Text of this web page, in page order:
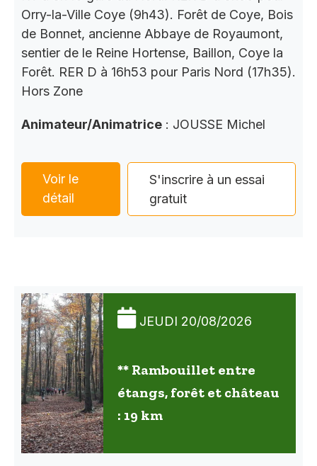
Orry-la-Ville Coye (9h43). Forêt de Coye, Bois
de Bonnet, ancienne Abbaye de Royaumont,
sentier de le Reine Hortense, Baillon, Coye la
Forêt. RER D à 16h53 pour Paris Nord (17h35).
Hors Zone
Animateur/Animatrice : JOUSSE Michel
Voir le
détail
S'inscrire à un essai
gratuit
JEUDI 20/08/2026
** Rambouillet entre
étangs, forêt et château
: 19 km